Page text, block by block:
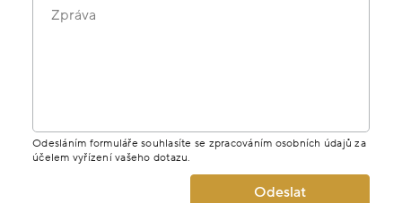
Zpráva
Odesláním formuláře souhlasíte se zpracováním osobních údajů za
účelem vyřízení vašeho dotazu.
Odeslat